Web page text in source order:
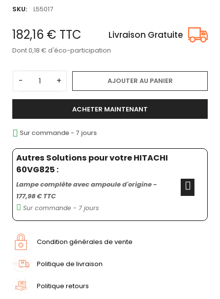
SKU:
L55017
182,16 € TTC Livraison Gratuite
Dont 0,18 € d'éco-participation
- + AJOUTER AU PANIER
ACHETER MAINTENANT
Sur commande - 7 jours
Autres Solutions pour votre HITACHI
60VG825 :
Lampe complète avec ampoule d'origine -
177,98 € TTC
Sur commande - 7 jours
Condition générales de vente
Politique de livraison
Politique retours